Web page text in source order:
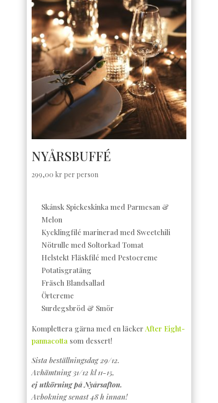
NYÅRSBUFFÉ
299,00 kr per person
Skånsk Spickeskinka med Parmesan &
Melon
Kycklingfilé marinerad med Sweetchili
Nötrulle med Soltorkad Tomat
Helstekt Fläskfilé med Pestocreme
Potatisgratäng
Fräsch Blandsallad
Örtcreme
Surdegsbröd & Smör
Komplettera gärna med en läcker After Eight-
pannacotta som dessert!
Sista beställningsdag 29/12.
Avhämtning 31/12 kl 11-15,
ej utkörning på Nyårsafton.
Avbokning senast 48 h innan!